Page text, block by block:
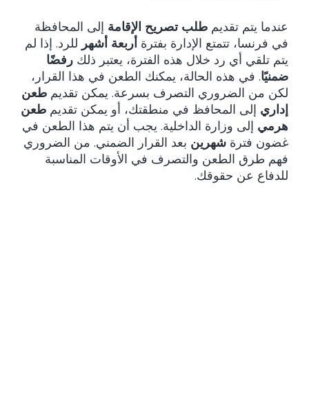
عندما يتم تقديم طلب تصريح الإقامة إلى المحافظة
في فرنسا، تتمتع الإدارة بفترة أربعة أشهر للرد. إذا لم
يتم تلقي أي رد خلال هذه الفترة، يعتبر ذلك رفضًا
ضمنيًا. في هذه الحالة، يمكنك الطعن في هذا القرار،
لكن من الضروري التصرف بسرعة. يمكن تقديم طعن
إداري إلى المحافظ في منطقتك، أو يمكن تقديم طعن
هرمي إلى وزارة الداخلية. يجب أن يتم هذا الطعن في
غضون فترة شهرين بعد القرار الضمني. من الضروري
فهم طرق الطعن والتصرف في الأوقات المناسبة
للدفاع عن حقوقك.